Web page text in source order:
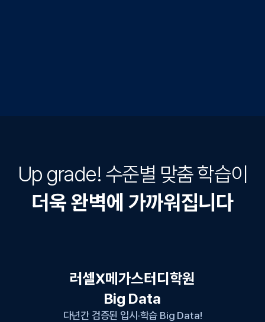
Up grade! 수준별 맞춤 학습이
더욱 완벽에 가까워집니다
러셀X메가스터디학원
Big Data
다년간 검증된 입시·학습 Big Data!